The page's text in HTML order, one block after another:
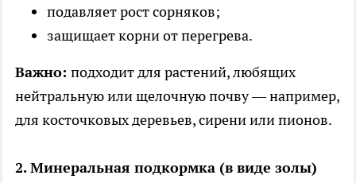
подавляет рост сорняков;
защищает корни от перегрева.
Важно: подходит для растений, любящих
нейтральную или щелочную почву — например,
для косточковых деревьев, сирени или пионов.
2. Минеральная подкормка (в виде золы)